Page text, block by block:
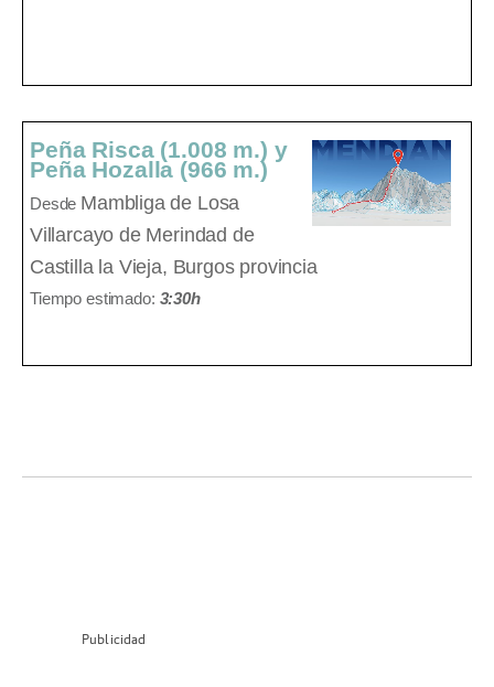
Peña Risca (1.008 m.) y
Peña Hozalla (966 m.)
Desde Mambliga de Losa
Villarcayo de Merindad de
Castilla la Vieja, Burgos provincia
Tiempo estimado: 3:30h
Publicidad